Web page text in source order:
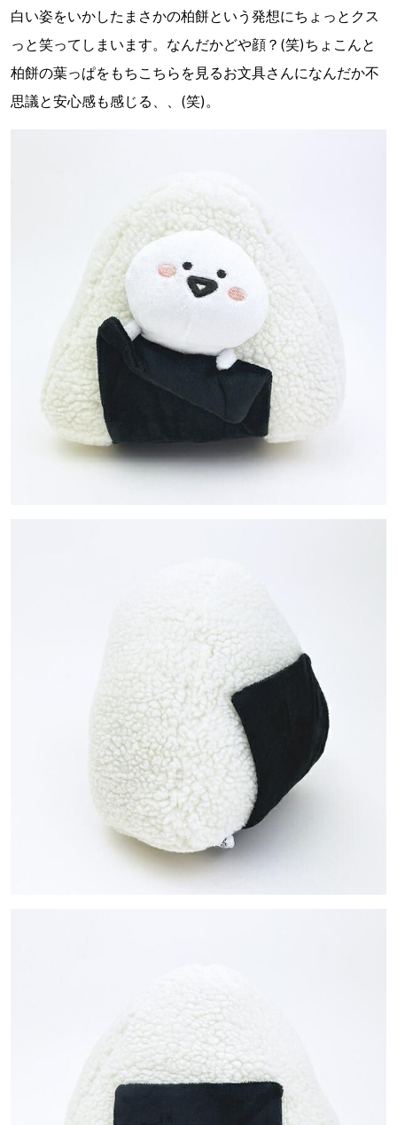
白い姿をいかしたまさかの柏餅という発想にちょっとクス
っと笑ってしまいます。なんだかどや顔？(笑)ちょこんと
柏餅の葉っぱをもちこちらを見るお文具さんになんだか不
思議と安心感も感じる、、(笑)。